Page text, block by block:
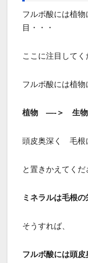
フルボ酸には植
目・・・
ここに注目してく
フルボ酸には植物
植物 —-＞ 生
頭皮奥深く 毛根
と置きかえてくだ
ミネラルは毛根の
そうすれば、
フルボ酸には頭